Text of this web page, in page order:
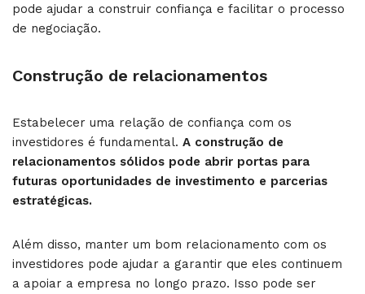
pode ajudar a construir confiança e facilitar o processo
de negociação.
Construção de relacionamentos
Estabelecer uma relação de confiança com os
investidores é fundamental. A construção de
relacionamentos sólidos pode abrir portas para
futuras oportunidades de investimento e parcerias
estratégicas.
Além disso, manter um bom relacionamento com os
investidores pode ajudar a garantir que eles continuem
a apoiar a empresa no longo prazo. Isso pode ser